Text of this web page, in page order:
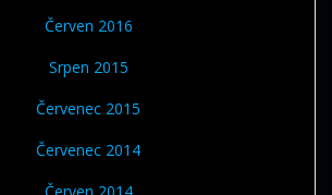
Červen 2016
Srpen 2015
Červenec 2015
Červenec 2014